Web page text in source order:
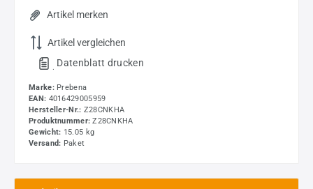
Artikel merken
Artikel vergleichen
. Datenblatt drucken
Marke: Prebena
EAN: 4016429005959
Hersteller-Nr.: Z28CNKHA
Produktnummer: Z28CNKHA
Gewicht: 15.05 kg
Versand: Paket